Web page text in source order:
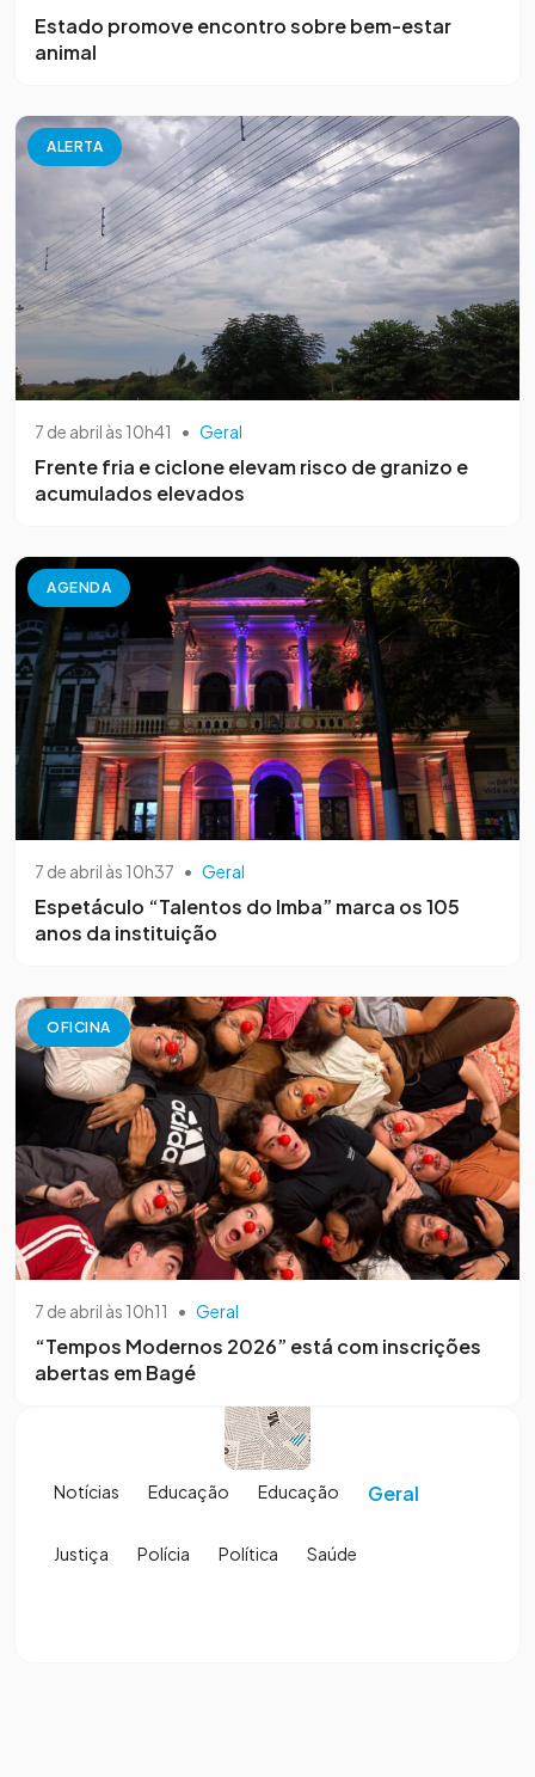
Estado promove encontro sobre bem-estar
animal
ALERTA
7 de abril às 10h41 • Geral
Frente fria e ciclone elevam risco de granizo e
acumulados elevados
AGENDA
7 de abril às 10h37 • Geral
Espetáculo “Talentos do Imba” marca os 105
anos da instituição
OFICINA
7 de abril às 10h11 • Geral
“Tempos Modernos 2026” está com inscrições
abertas em Bagé
Notícias Educação Educação Geral
Justiça Polícia Política Saúde